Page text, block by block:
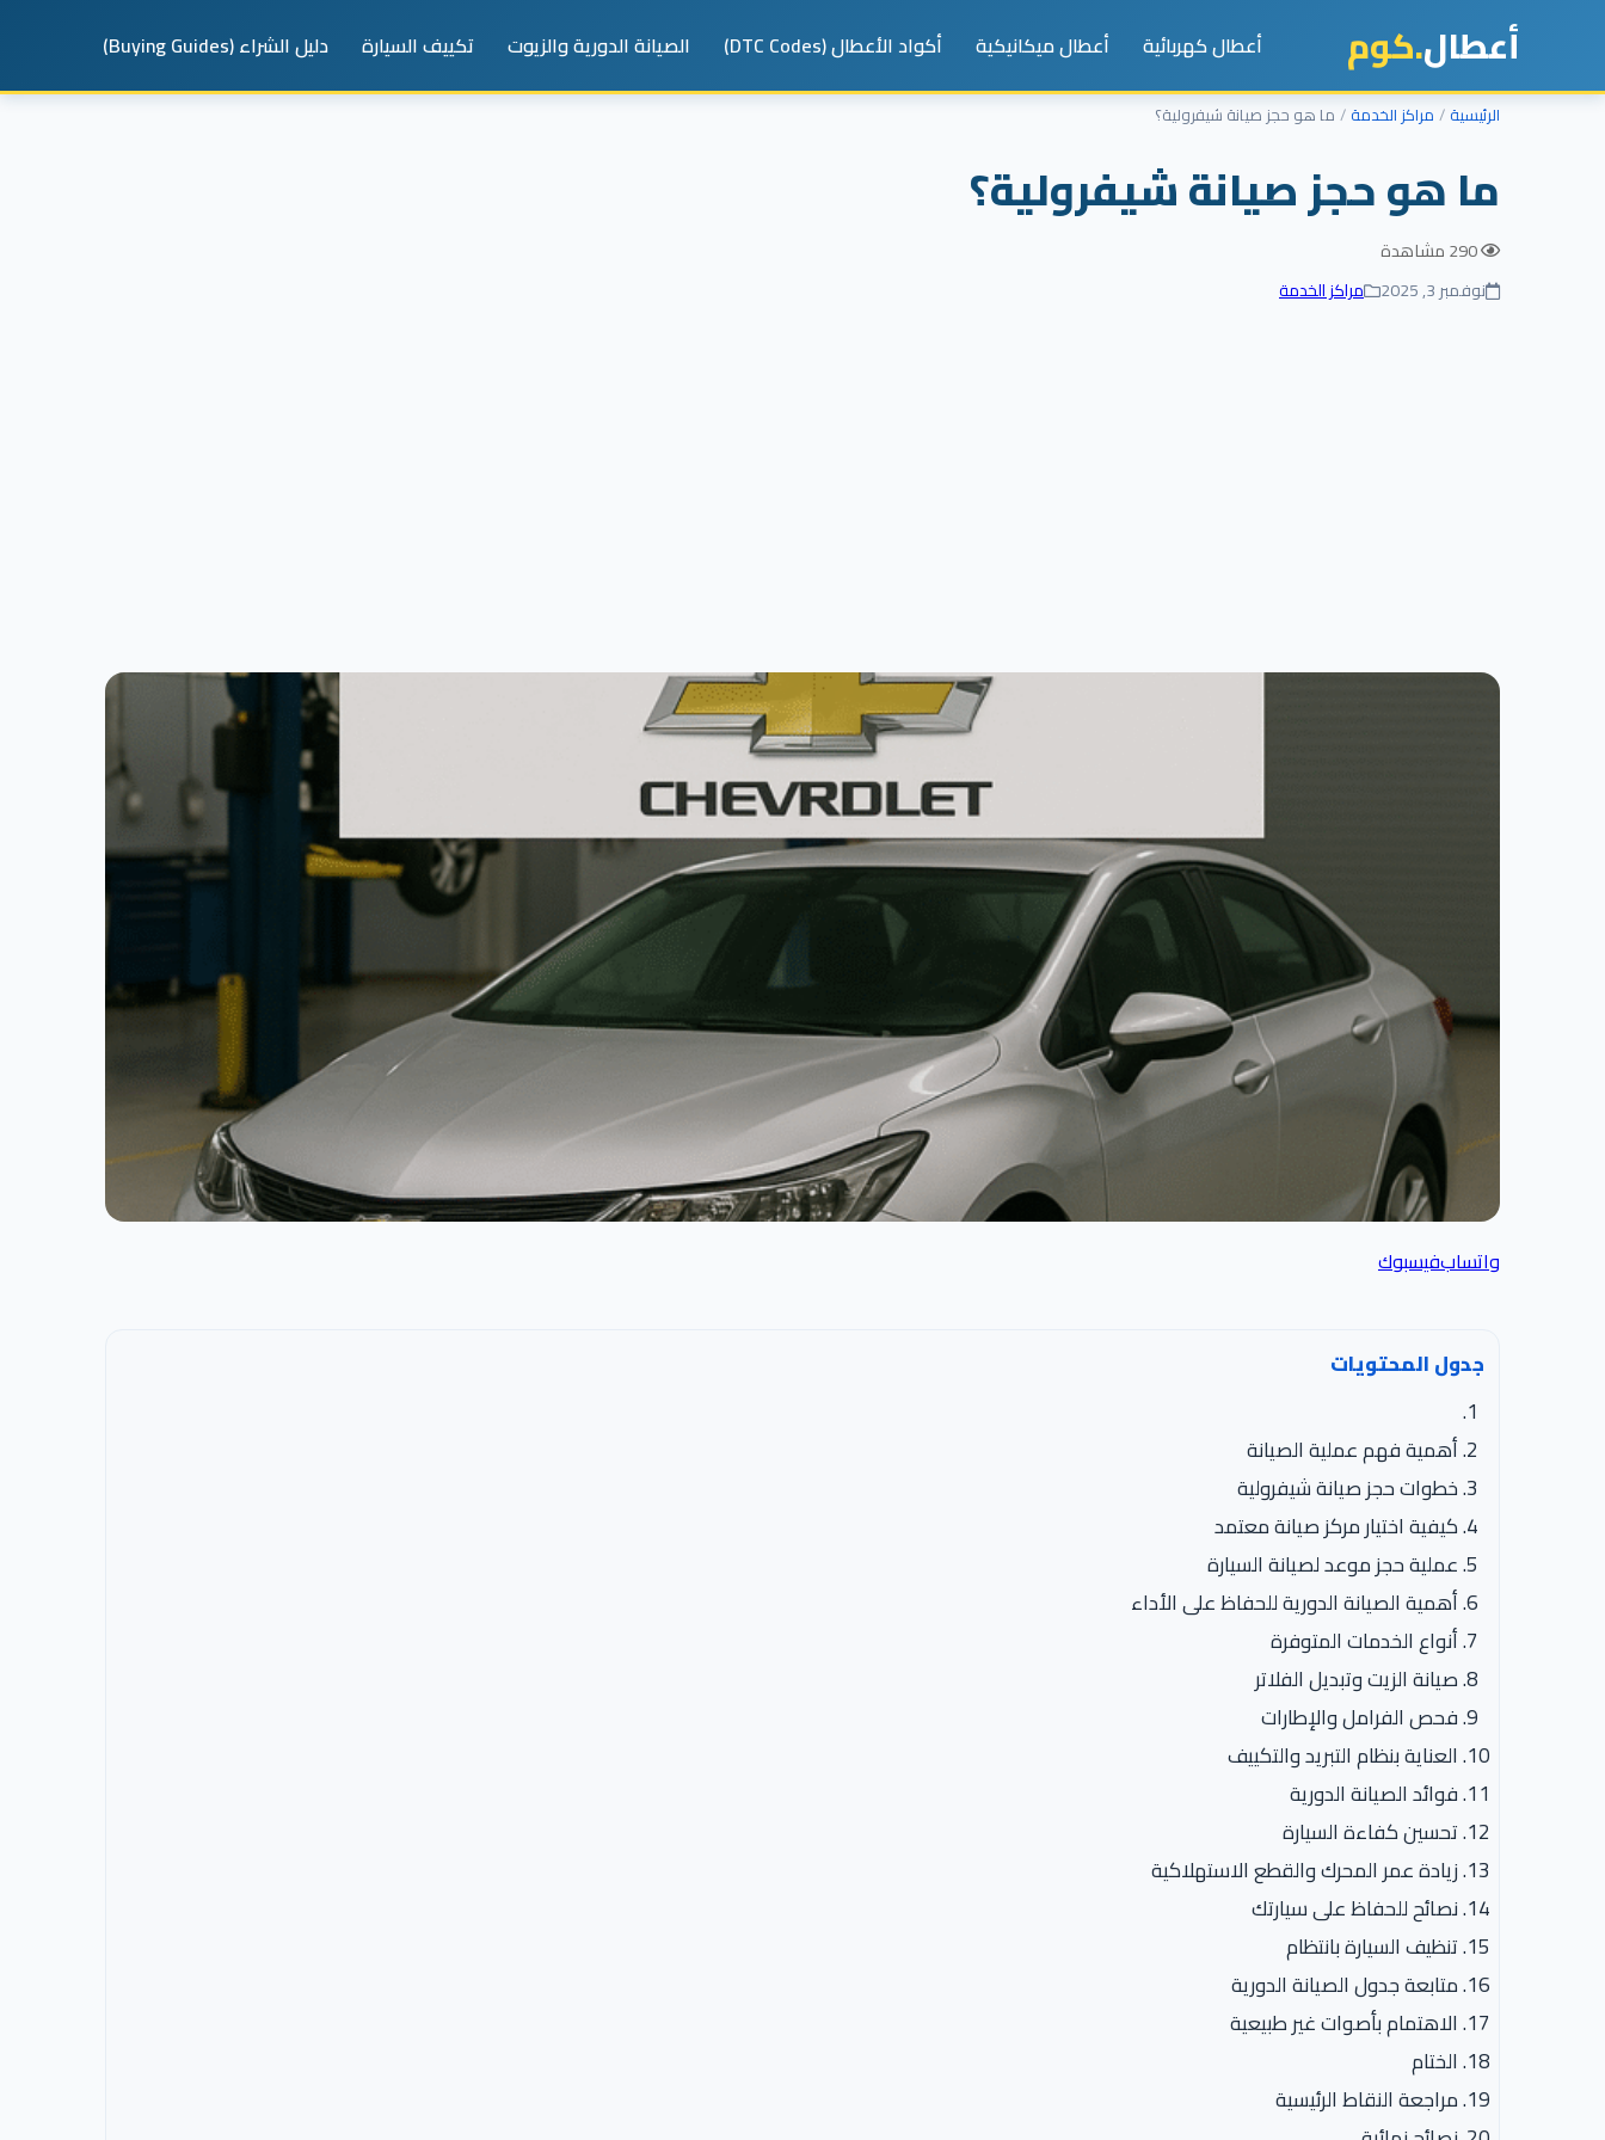
أعطال.كوم أعطال كهربائية أعطال ميكانيكية أكواد الأعطال (DTC Codes) الصيانة الدورية والزيوت تكييف السيارة دليل الشراء (Buying Guides)
الرئيسية مراكز الخدمة ما هو حجز صيانة شيفرولية؟
ما هو حجز صيانة شيفرولية؟
نوفمبر 3, 2025 مراكز الخدمة
واتسابفيسبوك
جدول المحتويات
أهمية فهم عملية الصيانة
خطوات حجز صيانة شيفرولية
كيفية اختيار مركز صيانة معتمد
عملية حجز موعد لصيانة السيارة
أهمية الصيانة الدورية للحفاظ على الأداء
أنواع الخدمات المتوفرة
صيانة الزيت وتبديل الفلاتر
فحص الفرامل والإطارات
العناية بنظام التبريد والتكييف
فوائد الصيانة الدورية
تحسين كفاءة السيارة
زيادة عمر المحرك والقطع الاستهلاكية
نصائح للحفاظ على سيارتك
تنظيف السيارة بانتظام
متابعة جدول الصيانة الدورية
الاهتمام بأصوات غير طبيعية
الختام
مراجعة النقاط الرئيسية